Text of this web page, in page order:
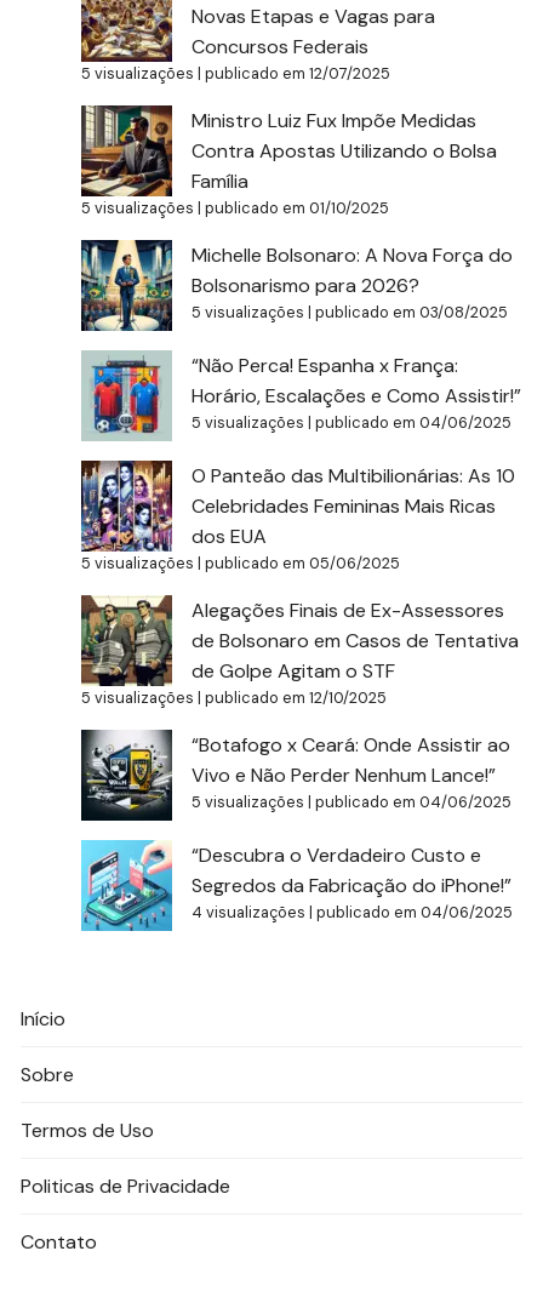
Novas Etapas e Vagas para
Concursos Federais
5 visualizações |publicado em 12/07/2025
Ministro Luiz Fux Impõe Medidas
Contra Apostas Utilizando o Bolsa
Família
5 visualizações |publicado em 01/10/2025
Michelle Bolsonaro: A Nova Força do
Bolsonarismo para 2026?
5 visualizações |publicado em 03/08/2025
“Não Perca! Espanha x França:
Horário, Escalações e Como Assistir!”
5 visualizações |publicado em 04/06/2025
O Panteão das Multibilionárias: As 10
Celebridades Femininas Mais Ricas
dos EUA
5 visualizações |publicado em 05/06/2025
Alegações Finais de Ex-Assessores
de Bolsonaro em Casos de Tentativa
de Golpe Agitam o STF
5 visualizações |publicado em 12/10/2025
“Botafogo x Ceará: Onde Assistir ao
Vivo e Não Perder Nenhum Lance!”
5 visualizações |publicado em 04/06/2025
“Descubra o Verdadeiro Custo e
Segredos da Fabricação do iPhone!”
4 visualizações |publicado em 04/06/2025
Início
Sobre
Termos de Uso
Politicas de Privacidade
Contato